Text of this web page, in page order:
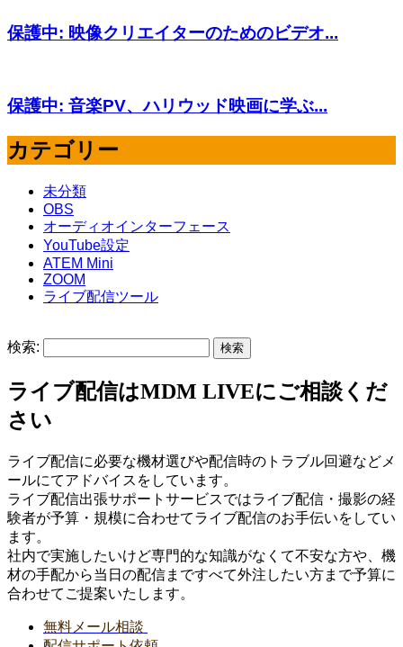
保護中: 映像クリエイターのためのビデオ...
保護中: 音楽PV、ハリウッド映画に学ぶ...
カテゴリー
未分類
OBS
オーディオインターフェース
YouTube設定
ATEM Mini
ZOOM
ライブ配信ツール
検索:
ライブ配信はMDM LIVEにご相談くだ
さい
ライブ配信に必要な機材選びや配信時のトラブル回避などメ
ールにてアドバイスをしています。
ライブ配信出張サポートサービスではライブ配信・撮影の経
験者が予算・規模に合わせてライブ配信のお手伝いをしてい
ます。
社内で実施したいけど専門的な知識がなくて不安な方や、機
材の手配から当日の配信まですべて外注したい方まで予算に
合わせてご提案いたします。
無料メール相談